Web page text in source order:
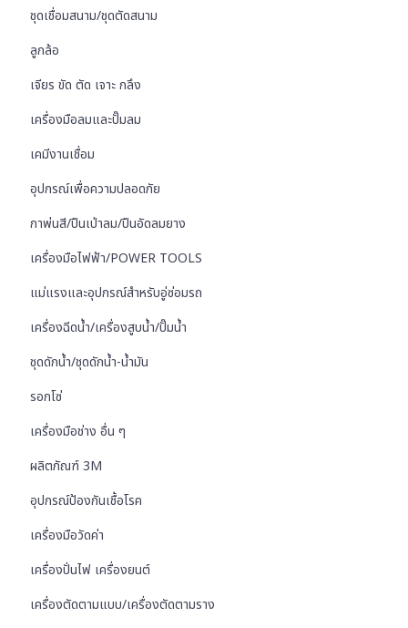
ชุดเชื่อมสนาม/ชุดตัดสนาม
ลูกล้อ
เจียร ขัด ตัด เจาะ กลึง
เครื่องมือลมและปั๊มลม
เคมีงานเชื่อม
อุปกรณ์เพื่อความปลอดภัย
กาพ่นสี/ปืนเป่าลม/ปืนอัดลมยาง
เครื่องมือไฟฟ้า/POWER TOOLS
แม่แรงและอุปกรณ์สำหรับอู่ซ่อมรถ
เครื่องฉีดน้ำ/เครื่องสูบน้ำ/ปั๊มน้ำ
ชุดดักน้ำ/ชุดดักน้ำ-น้ำมัน
รอกโซ่
เครื่องมือช่าง อื่น ๆ
ผลิตภัณฑ์ 3M
อุปกรณ์ป้องกันเชื้อโรค
เครื่องมือวัดค่า
เครื่องปั่นไฟ เครื่องยนต์
เครื่องตัดตามแบบ/เครื่องตัดตามราง